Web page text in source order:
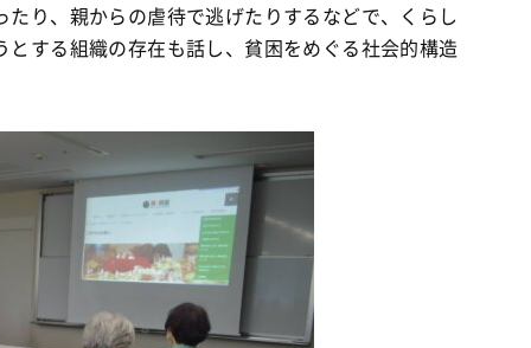
り、親からの虐待で逃げたりするなどで、くらし
する組織の存在も話し、貧困をめぐる社会的構造